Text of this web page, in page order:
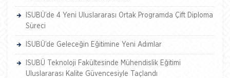
ISUBÜ’de 4 Yeni Uluslararası Ortak Programda Çift Diploma
Süreci
ISUBÜ’de Geleceğin Eğitimine Yeni Adımlar
ISUBÜ Teknoloji Fakültesinde Mühendislik Eğitimi
Uluslararası Kalite Güvencesiyle Taçlandı